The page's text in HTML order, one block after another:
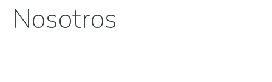
Nosotros